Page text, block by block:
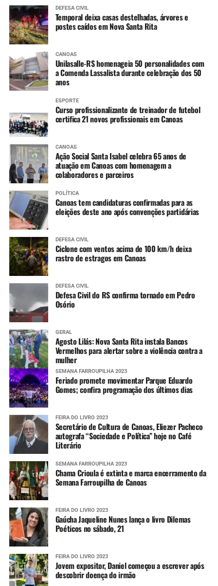
DEFESA CIVIL
Temporal deixa casas destelhadas, árvores e
postes caídos em Nova Santa Rita
CANOAS
Unilasalle-RS homenageia 50 personalidades com
a Comenda Lassalista durante celebração dos 50
anos
ESPORTE
Curso profissionalizante de treinador de futebol
certifica 21 novos profissionais em Canoas
CANOAS
Ação Social Santa Isabel celebra 65 anos de
atuação em Canoas com homenagem a
colaboradores e parceiros
POLÍTICA
Canoas tem candidaturas confirmadas para as
eleições deste ano após convenções partidárias
DEFESA CIVIL
Ciclone com ventos acima de 100 km/h deixa
rastro de estragos em Canoas
DEFESA CIVIL
Defesa Civil do RS confirma tornado em Pedro
Osório
GERAL
Agosto Lilás: Nova Santa Rita instala Bancos
Vermelhos para alertar sobre a violência contra a
mulher
SEMANA FARROUPILHA 2023
Feriado promete movimentar Parque Eduardo
Gomes; confira programação dos últimos dias
FEIRA DO LIVRO 2023
Secretário de Cultura de Canoas, Eliezer Pacheco
autografa “Sociedade e Política” hoje no Café
Literário
SEMANA FARROUPILHA 2023
Chama Crioula é extinta e marca encerramento da
Semana Farroupilha de Canoas
FEIRA DO LIVRO 2023
Gaúcha Jaqueline Nunes lança o livro Dilemas
Poéticos no sábado, 21
FEIRA DO LIVRO 2023
Jovem expositor, Daniel começou a escrever após
descobrir doença do irmão